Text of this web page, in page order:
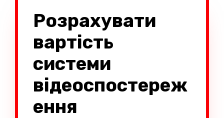
Розрахувати
вартість
системи
відеоспостереж
ення